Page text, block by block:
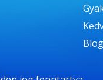
Blog